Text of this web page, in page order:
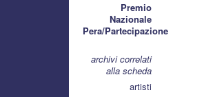
Premio
Nazionale
Pera/Partecipazione
archivi correlati
alla scheda
artisti